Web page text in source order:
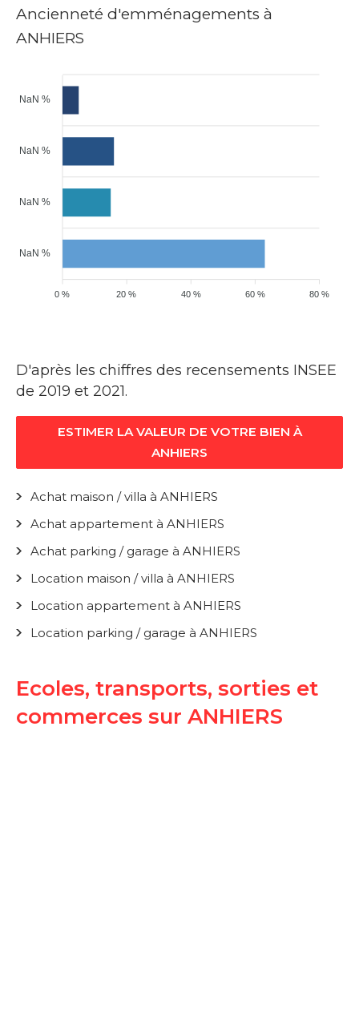
Ancienneté d'emménagements à
ANHIERS
NaN %
NaN %
NaN %
NaN %
80 %
60 %
40 %
20 %
0 %
D'après les chiffres des recensements INSEE
de 2019 et 2021.
ESTIMER LA VALEUR DE VOTRE BIEN À
ANHIERS
Achat maison / villa à ANHIERS
Achat appartement à ANHIERS
Achat parking / garage à ANHIERS
Location maison / villa à ANHIERS
Location appartement à ANHIERS
Location parking / garage à ANHIERS
Ecoles, transports, sorties et
commerces sur ANHIERS